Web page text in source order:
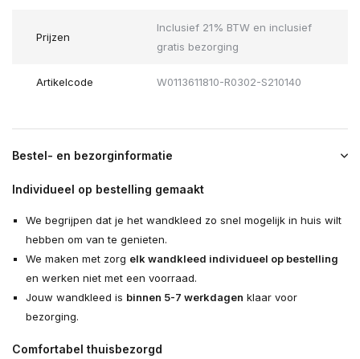
Prijzen
Inclusief 21% BTW en inclusief
gratis bezorging
Artikelcode W0113611810-R0302-S210140
Bestel- en bezorginformatie
Individueel op bestelling gemaakt
We begrijpen dat je het wandkleed zo snel mogelijk in huis wilt
hebben om van te genieten.
We maken met zorg elk wandkleed individueel op bestelling
en werken niet met een voorraad.
Jouw wandkleed is binnen 5-7 werkdagen klaar voor
bezorging.
Comfortabel thuisbezorgd